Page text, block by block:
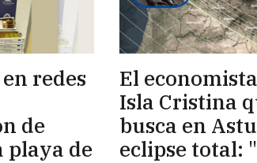
redes
de
playa de
El
Isla Cristina
busca en
eclipse total: